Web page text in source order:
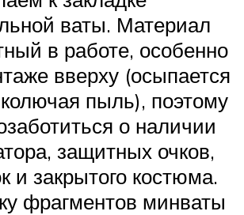
ваты. Материал
в работе, особенно
вверху (осыпается
пыль), поэтому
о наличии
защитных очков,
и закрытого костюма.
фрагментов минваты